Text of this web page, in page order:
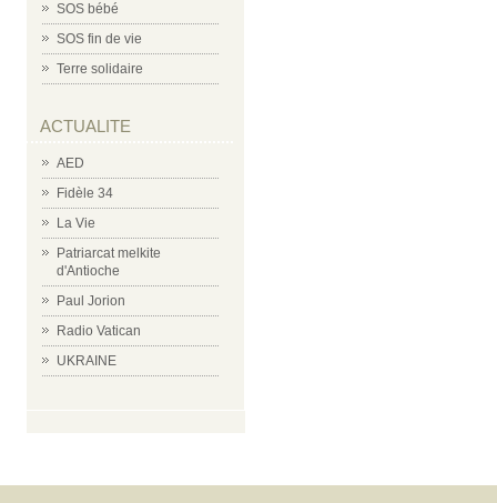
SOS bébé
SOS fin de vie
Terre solidaire
ACTUALITE
AED
Fidèle 34
La Vie
Patriarcat melkite
d'Antioche
Paul Jorion
Radio Vatican
UKRAINE